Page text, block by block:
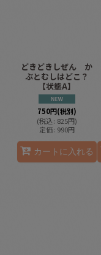
どきどきしぜん か
ぶとむしはどこ？
【状態A】
750円(税別)
(税込: 825円)
定価: 990円
カートに入れる